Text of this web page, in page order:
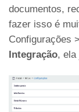
documentos,
fazer isso é
Configurações
Integração, ela